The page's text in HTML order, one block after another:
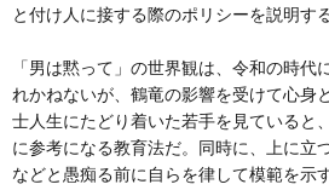
と付け人に接する際のポリシーを説明する
「男は黙って」の世界観は、令和の時代
れかねないが、鶴竜の影響を受けて心身
士人生にたどり着いた若手を見ていると
に参考になる教育法だ。同時に、上に立
などと愚痴る前に自らを律して模範を示